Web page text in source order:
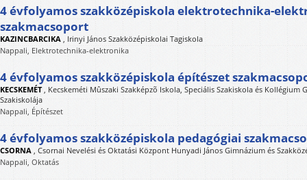
4 évfolyamos szakközépiskola elektrotechnika-
szakmacsoport
KAZINCBARCIKA , Irinyi János Szakközépiskolai Tagiskola
Nappali, Elektrotechnika-elektronika
4 évfolyamos szakközépiskola építészet
KECSKEMÉT, Kecskeméti Mûszaki Szakképzõ Iskola, Speciális Szakiskola és Kollégium
Szakiskolája
Nappali, Építészet
4 évfolyamos szakközépiskola pedagógiai
CSORNA , Csornai Nevelési és Oktatási Központ Hunyadi János Gimnázium és
Nappali, Oktatás